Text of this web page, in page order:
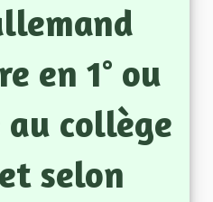
en 1° ou
au collège
selon